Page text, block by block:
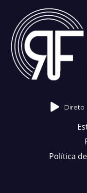
Direto
Política